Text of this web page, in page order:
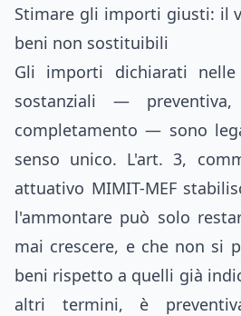
Stimare gli importi giusti: il
beni non sostituibili
Gli importi dichiarati nelle
sostanziali —
completamento — sono
senso unico. L'art. 3,
attuativo MIMIT-MEF
l'ammontare può solo
mai crescere, e che non si
beni rispetto a quelli già
altri termini, è